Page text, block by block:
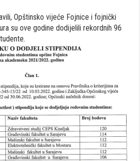
Opštinsko vijeće Fojnice i fojnički
su ove godine dodijelili rekordnih 96